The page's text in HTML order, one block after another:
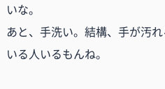
いな。
あと、手洗い。結構、手が汚
いる人いるもんね。